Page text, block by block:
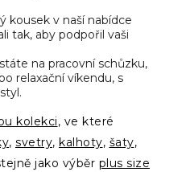
kousek v naší nabídce
tak, aby podpořil vaši
na pracovní schůzku,
relaxační víkendu, s
kolekci, ve které
, svetry, kalhoty, šaty,
jako výběr plus size